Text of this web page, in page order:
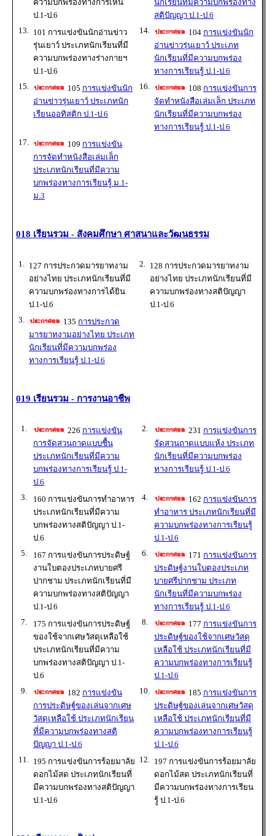
ความบกพร่องทางการเห็น
ป.1-ป.6
นักเรียนที่มีความบกพร่องทาง
สติปัญญา ป.1-ป.6
13. 101 การแข่งขันนักอ่านข่าว
รุ่นเยาว์ ประเภทนักเรียนที่มี
ความบกพร่องทางร่างกายฯ
ป.1-ป.6
14. 104 การแข่งขันนัก
อ่านข่าวรุ่นเยาว์ ประเภท
นักเรียนที่มีความบกพร่อง
ทางการเรียนรู้ ป.1-ป.6
15.
105 การแข่งขันนัก
อ่านข่าวรุ่นเยาว์ ประเภทนัก
เรียนออทิสติก ป.1-ป.6
16. 108 การแข่งขันการ
จัดทำหนังสือเล่มเล็ก ประเภท
นักเรียนที่มีความบกพร่อง
ทางการเรียนรู้ ป.1-ป.6
17.
109 การแข่งขัน
การจัดทำหนังสือเล่มเล็ก
ประเภทนักเรียนที่มีความ
บกพร่องทางการเรียนรู้ ม.1-
ม.3
018 เรียนรวม - สังคมศึกษา ศาสนาและวัฒนธรรม
1.
127 การประกวดมารยาทงาม
อย่างไทย ประเภทนักเรียนที่มี
ความบกพร่องทางการได้ยิน
ป.1-ป.6
2.
128 การประกวดมารยาทงาม
อย่างไทย ประเภทนักเรียนที่มี
ความบกพร่องทางสติปัญญา
ป.1-ป.6
3.
135 การประกวด
มารยาทงามอย่างไทย ประเภท
นักเรียนที่มีความบกพร่อง
ทางการเรียนรู้ ป.1-ป.6
019 เรียนรวม - การงานอาชีพ
1. 226 การแข่งขัน
การจัดสวนถาดแบบชื้น
ประเภทนักเรียนที่มีความ
บกพร่องทางการเรียนรู้ ป.1-
ป.6
2. 231 การแข่งขันการ
จัดสวนถาดแบบแห้ง ประเภท
นักเรียนที่มีความบกพร่อง
ทางการเรียนรู้ ป.1-ป.6
3.
160 การแข่งขันการทำอาหาร
ประเภทนักเรียนที่มีความ
บกพร่องทางสติปัญญา ป.1-
ป.6
4. 162 การแข่งขันการ
ทำอาหาร ประเภทนักเรียนที่มี
ความบกพร่องทางการเรียนรู้
ป.1-ป.6
5.
167 การแข่งขันการประดิษฐ์
งานใบตองประเภทบายศรี
ปากชาม ประเภทนักเรียนที่มี
ความบกพร่องทางสติปัญญา
ป.1-ป.6
6. 171 การแข่งขันการ
ประดิษฐ์งานใบตองประเภท
บายศรีปากชาม ประเภท
นักเรียนที่มีความบกพร่อง
ทางการเรียนรู้ ป.1-ป.6
7.
175 การแข่งขันการประดิษฐ์
ของใช้จากเศษวัสดุเหลือใช้
ประเภทนักเรียนที่มีความ
บกพร่องทางสติปัญญา ป.1-
ป.6
8. 177 การแข่งขันการ
ประดิษฐ์ของใช้จากเศษวัสดุ
เหลือใช้ ประเภทนักเรียนที่มี
ความบกพร่องทางการเรียนรู้
ป.1-ป.6
9.
182 การแข่งขัน
การประดิษฐ์ของเล่นจากเศษ
วัสดุเหลือใช้ ประเภทนักเรียน
ที่มีความบกพร่องทางสติ
ปัญญา ป.1-ป.6
10. 185 การแข่งขันการ
ประดิษฐ์ของเล่นจากเศษวัสดุ
เหลือใช้ ประเภทนักเรียนที่มี
ความบกพร่องทางการเรียนรู้
ป.1-ป.6
11.
195 การแข่งขันการร้อยมาลัย
ดอกไม้สด ประเภทนักเรียนที่
มีความบกพร่องทางสติปัญญา
ป.1-ป.6
12.
197 การแข่งขันการร้อยมาลัย
ดอกไม้สด ประเภทนักเรียนที่
มีความบกพร่องทางการเรียน
รู้ ป.1-ป.6